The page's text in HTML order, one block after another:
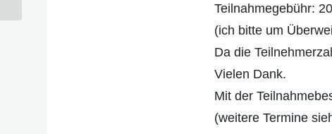
Teilnahmegebühr:
(ich bitte um
Da die
Vielen Dank.
Mit der
(weitere Termine